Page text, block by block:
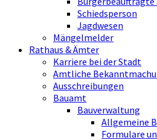
Schiedsperson
Jagdwesen
Mängelmelder
Rathaus & Ämter
Karriere bei der Stadt
Amtliche
Ausschreibungen
Bauamt
Bauverwaltung
Allgemeine
Formulare